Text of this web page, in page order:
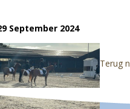
September 2024
Terug